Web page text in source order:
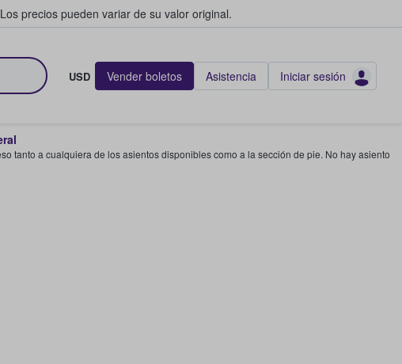
Los precios pueden variar de su valor original.
USD Vender boletos Asistencia Iniciar sesión
tanto a cualquiera de los asientos disponibles como a la sección de pie. No hay asiento